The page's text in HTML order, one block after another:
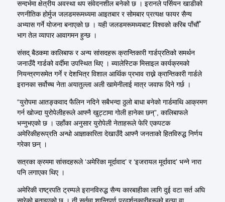
सन्दर्भमा क्षेत्रीय अवस्था थप संवेदनशील बनेको छ । इरानले पर्सियन खाडीको
रणनीतिक होर्मुज जलडमरूमध्यमा आइतबार र सोमबार प्रत्यक्ष फायर सैन्य
अभ्यास गर्ने योजना बनाएको छ । यही जलडमरूमध्यबाट विश्वको करिब पाँचौँ
भाग तेल व्यापार आवागमन हुन्छ ।
संसद् बैठकमा कालिबाफ र अन्य सांसदहरू क्रान्तिकारी गार्डप्रतिको समर्थन
जनाउँदै गार्डको वर्दीमा उपस्थित थिए । ब्यालेस्टिक मिसाइल कार्यक्रमको
नियन्त्रणसमेत गर्ने र देशभित्र विशाल आर्थिक प्रभाव राख्ने क्रान्तिकारी गार्डले
इरानका सर्वोच्च नेता अयातुल्ला अली खामेनीलाई मात्र जवाफ दिने गर्छ ।
“युरोपमा आतङ्कवाद फैलिन नदिने सबैभन्दा ठुलो बाधा बनेको गार्डमाथि आक्रमण
गर्न खोज्दा युरोपेलीहरूले आफ्नै खुट्टामा गोली हानेका छन्”, कालिबाफले
भन्नुभएको छ । उहाँका अनुसार युरोपेली नेताहरूले फेरि एकपटक
अमेरिकीहरूप्रति अन्धो आज्ञाकारिता देखाउँदै आफ्नै जनताको हितविरुद्ध निर्णय
गरेका छन् ।
सत्रका क्रममा सांसदहरूले ‘अमेरिका मूर्दावाद’ र ‘इजरायल मूर्दावाद’ भन्ने नारा
पनि लगाएका थिए ।
अमेरिकी राष्ट्रपति ट्रम्पले इरानविरुद्ध सैन्य कारबाहीका लागि दुई वटा सर्त अघि
सारेको बताइएको छ । ती सर्तमा शान्तिपूर्ण प्रदर्शनकारीहरूको हत्या वा